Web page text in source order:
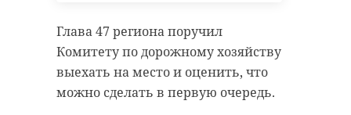
Глава 47 региона поручил
Комитету по дорожному хозяйству
выехать на место и оценить, что
можно сделать в первую очередь.
Гурбанов, Аня Покров, Антон
Остерников, Антон Рогачев, Аслан
Шукаша, Баста, Бустер, Вадим
Галыгин, Валя Карнавал, Вики
сотрудникам
правоохранительных органов.
Фото: https://vk.com/wall-
198790250_7270